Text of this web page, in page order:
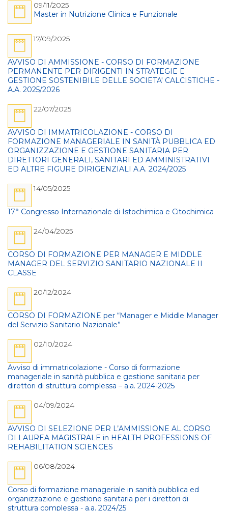
09/11/2025
Master in Nutrizione Clinica e Funzionale
17/09/2025
AVVISO DI AMMISSIONE - CORSO DI FORMAZIONE
PERMANENTE PER DIRIGENTI IN STRATEGIE E
GESTIONE SOSTENIBILE DELLE SOCIETA' CALCISTICHE -
A.A. 2025/2026
22/07/2025
AVVISO DI IMMATRICOLAZIONE - CORSO DI
FORMAZIONE MANAGERIALE IN SANITÀ PUBBLICA ED
ORGANIZZAZIONE E GESTIONE SANITARIA PER
DIRETTORI GENERALI, SANITARI ED AMMINISTRATIVI
ED ALTRE FIGURE DIRIGENZIALI A.A. 2024/2025
14/05/2025
17° Congresso Internazionale di Istochimica e Citochimica
24/04/2025
CORSO DI FORMAZIONE PER MANAGER E MIDDLE
MANAGER DEL SERVIZIO SANITARIO NAZIONALE II
CLASSE
20/12/2024
CORSO DI FORMAZIONE per “Manager e Middle Manager
del Servizio Sanitario Nazionale”
02/10/2024
Avviso di immatricolazione - Corso di formazione
manageriale in sanità pubblica e gestione sanitaria per
direttori di struttura complessa – a.a. 2024-2025
04/09/2024
AVVISO DI SELEZIONE PER L’AMMISSIONE AL CORSO
DI LAUREA MAGISTRALE in HEALTH PROFESSIONS OF
REHABILITATION SCIENCES
06/08/2024
Corso di formazione manageriale in sanità pubblica ed
organizzazione e gestione sanitaria per i direttori di
struttura complessa - a.a. 2024/25